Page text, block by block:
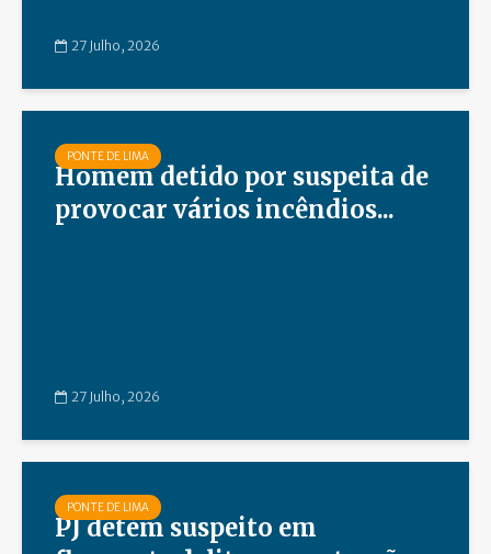
27 Julho, 2026
PONTE DE LIMA
Homem detido por suspeita de
provocar vários incêndios...
27 Julho, 2026
PONTE DE LIMA
PJ detém suspeito em